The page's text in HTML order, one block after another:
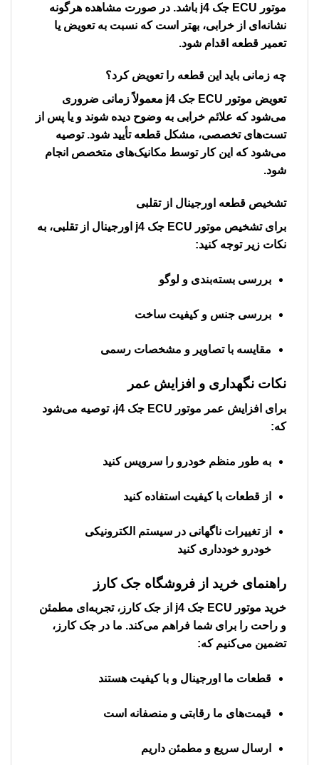
موتور ECU جک j4
باشد. در صورت مشاهده هرگونه
نشانه‌ای از خرابی، بهتر است که نسبت به تعویض یا
تعمیر قطعه اقدام شود.
چه زمانی باید این قطعه را تعویض کرد؟
تعویض موتور ECU جک j4
معمولاً زمانی ضروری
می‌شود که علائم خرابی به وضوح دیده شوند و یا پس از
تست‌های تخصصی، مشکل قطعه تأیید شود. توصیه
می‌شود که این کار توسط مکانیک‌های متخصص انجام
شود.
تشخیص قطعه اورجینال از تقلبی
برای تشخیص موتور ECU جک j4
اورجینال از تقلبی، به
نکات زیر توجه کنید:
بررسی بسته‌بندی و لوگو
بررسی جنس و کیفیت ساخت
مقایسه با تصاویر و مشخصات رسمی
نکات نگهداری و افزایش عمر
برای افزایش عمر موتور ECU جک j4
، توصیه می‌شود
که:
به طور منظم خودرو را سرویس کنید
از قطعات با کیفیت استفاده کنید
از تغییرات ناگهانی در سیستم الکترونیکی
خودرو خودداری کنید
راهنمای خرید از فروشگاه جک کارز
خرید موتور ECU جک j4
از جک کارز، تجربه‌ای مطمئن
و راحت را برای شما فراهم می‌کند. ما در جک کارز،
تضمین می‌کنیم که:
قطعات ما اورجینال و با کیفیت هستند
قیمت‌های ما رقابتی و منصفانه است
ارسال سریع و مطمئن داریم